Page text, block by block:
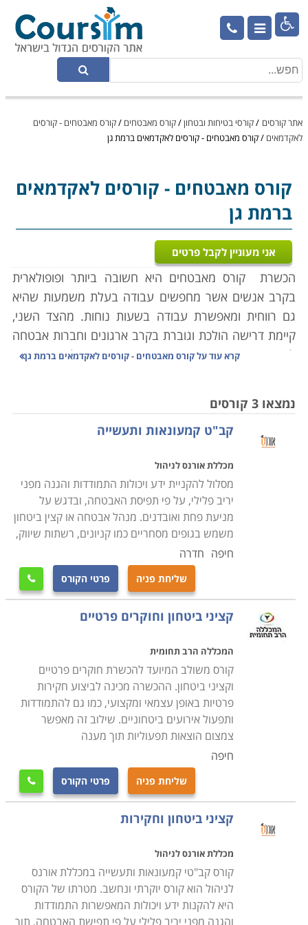

אתר קורסים /קורסי בטיחות ובטחון/קורס מאבטחים /קורס מאבטחים - קורסים
לאקדמאים /קורס מאבטחים - קורסים לאקדמאים ברמת גן
קורס מאבטחים - קורסים לאקדמאים
ברמת גן
אני מעוניין לקבל פרטים
הכשרת קורס מאבטחים היא חשובה ביותר ופופולארית
בקרב אנשים אשר מחפשים עבודה בעלת משמעות שהיא
גם רווחית ומאפשרת עבודה בשעות נוחות. מהצד השני,
קיימת דרישה הולכת וגוברת בקרב ארגונים וחברות אבטחה
להעסיק אנשי אבטחה מוכשרים ומיומנים ולשם כך הם
עבודת המאבטח היא מאתגרת ודורשת רמה גבוהה של
ערנות, פיקחות ואינטליגנציה. יחד עם זאת, תכונות אלו אינן
מספיקות בלבד ויש צורך בהכשרה איכותית של קורס
מאבטחים אשר תאפשר היכרות מעמיקה של הסטודנטים
עם עולם הביטחון והאבטחה; תלמד אותם מגוון רחב של
טכניקות הדרכה; שיטות עבודה וכן תעמת אותם עם
האתגרים הכרוכים בתחום זה.
חשוב להבין כי אבטחה אינה רק ללבוש מדים, לשאת נשק
ולבדוק את העוברים ושבים, אלא ישנם אלמנטים רבים
ומגוונים בתחום אליהם המאבטח צריך להיות מודע על מנת
לייצר רמת בטחון מקסימאלית. תשומת ליבו של מאבטח
מקצועי נתונה לדברים שונים לחלוטין מאשר האדם הרגיל
כמו למשל, סימני תקשורת מילולית ולא מילולית. זאת, על
מנת לזהות ולהגיב בהתאם לאיום ביטחוני פוטנציאלי טרם
התרחשותו. יכולתו של המאבטח לצפות בסיטואציה כלשהי,
לצייר לעצמו תמונה כללית של הקורה סביבו, להגדיר את
הנורמלי מול החריג, ואז לאתר חריגות בפועל, והתנהגויות,
מקומות ומצבים הנושאים פוטנציאל לחריגה, היא יכולת
משמעותית היושבת ביסוד ההצלחה בעבודה.
יכולת זו כמו גם יכולות נוספות, נלמדות במסגרת קורס
מאבטחים אשר נחלק לשתי רמות: מתחילים ומתקדמים.
קורס למתחילים מיועד בעיקר לעובדים בעבודות כדוגמת
אבטחת מוסדות או קבוצות. במסגרת קורס זה נלמד כל מה
שקשור באחזקה ושימוש בנשק, ירי במגוון מצבים, יום, לילה,
ישיבה, כריעה, שכיבה, עמידה ותנועה. בקורס המתקדמים
קרא עוד עלקורס מאבטחים - קורסים לאקדמאים ברמת גן
נמצאו 3 קורסים
קב"ט קמעונאות ותעשייה
מכללת אורנס לניהול
מסלול להקניית ידע ויכולות התמודדות והגנה מפני
יריב פלילי, על פי תפיסת האבטחה, ובדגש על
מניעת פחת ואובדנים. מנהל אבטחה או קצין ביטחון
משמש בגופים מסחריים כמו קניונים, רשתות שיווק,
חיפה חדרה
שליחת פניה פרטי הקורס 
קציני ביטחון וחוקרים פרטיים
המכללה הרב תחומית
קורס משולב המיועד להכשרת חוקרים פרטיים
וקציני ביטחון. ההכשרה מכינה לביצוע חקירות
פרטיות באופן עצמאי ומקצועי, כמו גם להתמודדות
ותפעול אירועים ביטחוניים. שילוב זה מאפשר
צמצום הוצאות תפעוליות תוך מענה
חיפה
שליחת פניה פרטי הקורס 
קציני ביטחון וחקירות
מכללת אורנס לניהול
קורס קב"טי קמעונאות ותעשייה במכללת אורנס
לניהול הוא קורס יוקרתי ונחשב. מטרתו של הקורס
היא להקנות ידע ויכולות המאפשרות התמודדות
והגנה מפני יריב פלילי על פי תפישת האבטחה, תוך